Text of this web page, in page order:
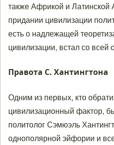
также Африкой и
придании цивилизации
есть о надлежащей
цивилизации, встал со всей
Правота С. Хантингтона
Одним из первых, кто
цивилизационный фактор,
политолог Сэмюэль
однополярной эйфории и